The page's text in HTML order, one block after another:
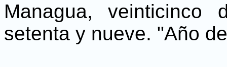
Managua,
setenta y nueve. "Año